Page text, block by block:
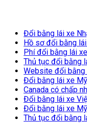
Đổi bằng lái xe
Hồ sơ đổi bằng
Phí đổi bằng lái
Thủ tục đổi bằng
Website đổi bằng
Đổi bằng lái xe
Canada có chấp
Đổi bằng lái xe
Đổi bằng lái xe
Thủ tục đổi bằng